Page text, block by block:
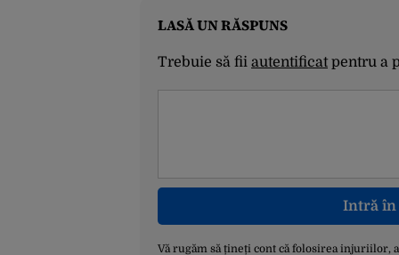
LASĂ UN RĂSPUNS
Trebuie să fii autentificatpentru a
Intră în
Vă rugăm să țineți cont că folosirea